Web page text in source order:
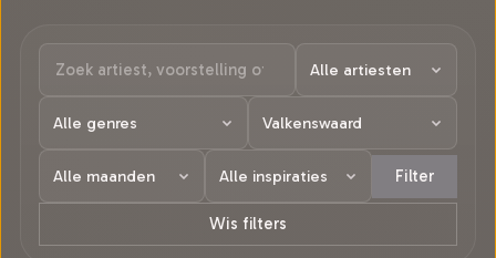
Filter
Wis filters